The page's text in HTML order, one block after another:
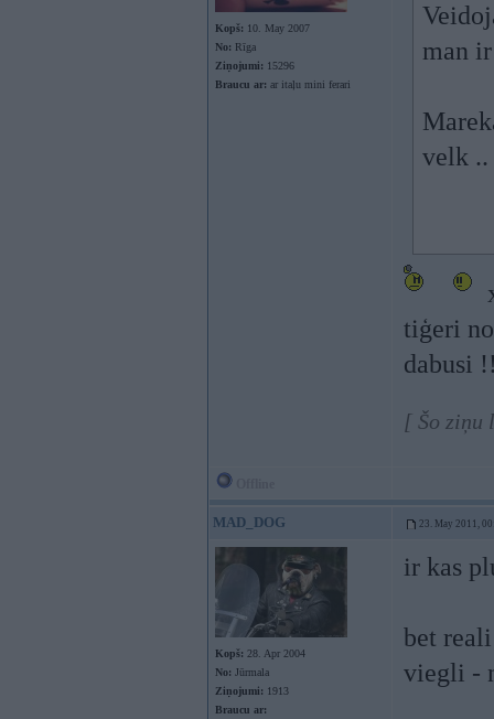
Kopš: 10. May 2007
No: Rīga
Ziņojumi: 15296
Braucu ar: ar itaļu mini ferari
man
velk ..
tiģeri
dabusi
[ Šo ziņu
MAD_DOG 23. May 2011,
Kopš: 28. Apr 2004
No: Jūrmala
Ziņojumi: 1913
Braucu ar:
ir kas
bet
viegli -